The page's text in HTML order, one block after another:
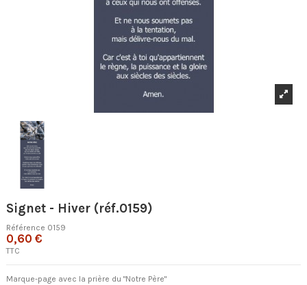
Signet - Hiver (réf.0159)
Référence 0159
0,60 €
TTC
Marque-page avec la prière du "Notre Père"